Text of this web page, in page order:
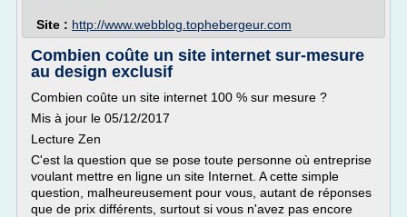
Site : http://www.webblog.tophebergeur.com
Combien coûte un site internet sur-mesure
au design exclusif
Combien coûte un site internet 100 % sur mesure ?
Mis à jour le 05/12/2017
Lecture Zen
C'est la question que se pose toute personne où entreprise
voulant mettre en ligne un site Internet. A cette simple
question, malheureusement pour vous, autant de réponses
que de prix différents, surtout si vous n'avez pas encore